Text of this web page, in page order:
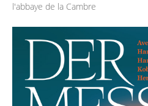
l'abbaye de la Cambre